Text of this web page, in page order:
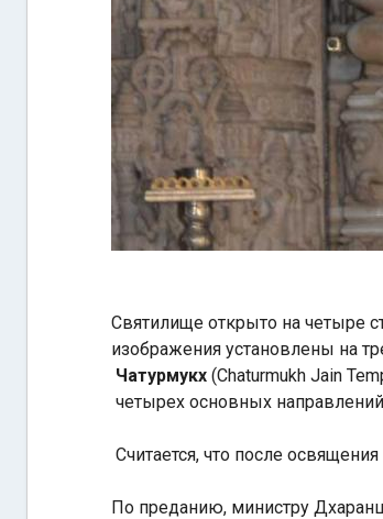
Святилище открыто на четыре
изображения установлены на
Чатурмукх (Chaturmukh Jain
четырех основных
Считается, что после
По преданию, министру